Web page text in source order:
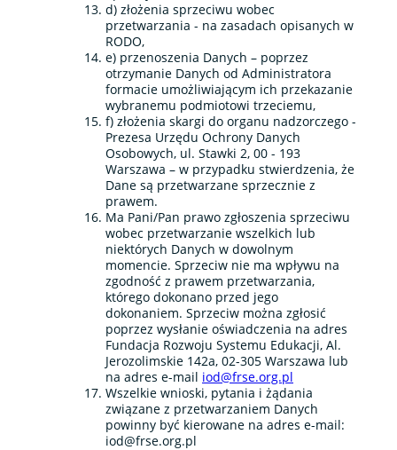
d) złożenia sprzeciwu wobec
przetwarzania - na zasadach opisanych w
RODO,
e) przenoszenia Danych – poprzez
otrzymanie Danych od Administratora
formacie umożliwiającym ich przekazanie
wybranemu podmiotowi trzeciemu,
f) złożenia skargi do organu nadzorczego -
Prezesa Urzędu Ochrony Danych
Osobowych, ul. Stawki 2, 00 - 193
Warszawa – w przypadku stwierdzenia, że
Dane są przetwarzane sprzecznie z
prawem.
Ma Pani/Pan prawo zgłoszenia sprzeciwu
wobec przetwarzanie wszelkich lub
niektórych Danych w dowolnym
momencie. Sprzeciw nie ma wpływu na
zgodność z prawem przetwarzania,
którego dokonano przed jego
dokonaniem. Sprzeciw można zgłosić
poprzez wysłanie oświadczenia na adres
Fundacja Rozwoju Systemu Edukacji, Al.
Jerozolimskie 142a, 02-305 Warszawa lub
na adres e-mail iod@frse.org.pl
Wszelkie wnioski, pytania i żądania
związane z przetwarzaniem Danych
powinny być kierowane na adres e-mail:
iod@frse.org.pl